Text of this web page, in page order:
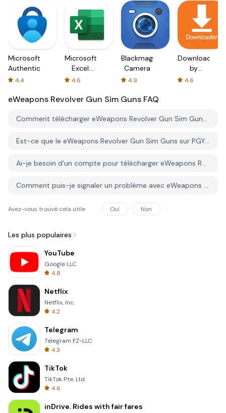
Microsoft
Authenticator
4.4
Microsoft
Excel:
Spreadsheets
4.6
Blackmagic
Camera
4.9
Downloader
by
AFTVnews
4.6
eWeapons Revolver Gun Sim Guns FAQ
Comment télécharger eWeapons Revolver Gun Sim Guns depuis PGYER APK HUB?
Est-ce que le eWeapons Revolver Gun Sim Guns sur PGYER APK HUB est gratuit?
Ai-je besoin d'un compte pour télécharger eWeapons Revolver Gun Sim Guns depuis PGYER APK HUB?
Comment puis-je signaler un problème avec eWeapons Revolver Gun Sim Guns sur PGYER APK HUB?
Avez-vous trouvé cela utile Oui Non
Les plus populaires
YouTube
Google LLC
4.8
Netflix
Netflix, Inc.
4.2
Telegram
Telegram FZ-LLC
4.3
TikTok
TikTok Pte. Ltd.
4.6
inDrive. Rides with fair fares